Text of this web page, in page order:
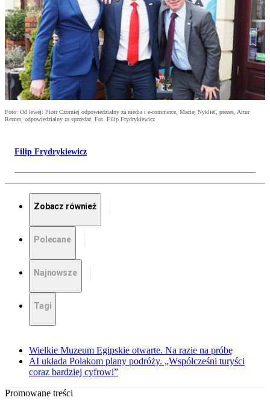
Foto: Od lewej: Piotr Czorniej odpowiedzialny za media i e-commerce, Maciej Nykliel, prezes, Artur
Rezner, odpowiedzialny za sprzedaż. Fot. Filip Frydrykiewicz
Filip Frydrykiewicz
Zobacz również
Polecane
Najnowsze
Tagi
Wielkie Muzeum Egipskie otwarte. Na razie na próbę
AI układa Polakom plany podróży. „Współcześni turyści
coraz bardziej cyfrowi”
Promowane treści